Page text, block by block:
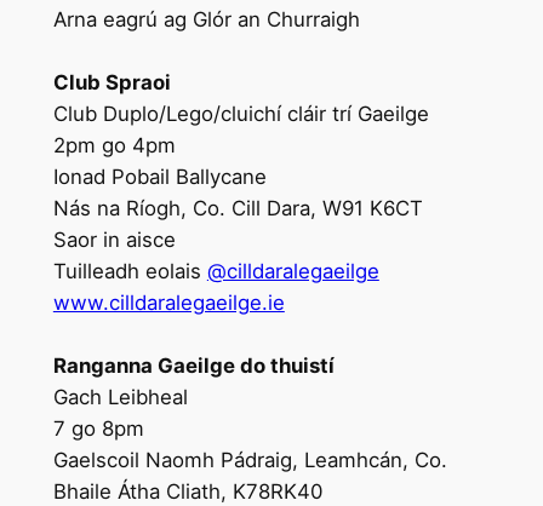
Arna eagrú ag Glór an Churraigh
Club Spraoi
Club Duplo/Lego/cluichí cláir trí Gaeilge
2pm go 4pm
Ionad Pobail Ballycane
Nás na Ríogh, Co. Cill Dara, W91 K6CT
Saor in aisce
Tuilleadh eolais @cilldaralegaeilge
www.cilldaralegaeilge.ie
Ranganna Gaeilge do thuistí
Gach Leibheal
7 go 8pm
Gaelscoil Naomh Pádraig, Leamhcán, Co.
Bhaile Átha Cliath, K78RK40